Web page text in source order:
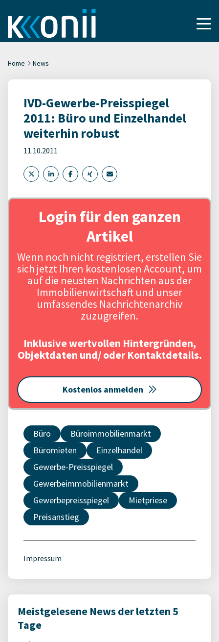
Home News
IVD-Gewerbe-Preisspiegel
2011: Büro und Einzelhandel
weiterhin robust
11.10.2011
Login für den ganzen
Artikel
Wenn noch nicht registriert, erstellen Sie
sich jetzt Ihren kostenlosen Account, um
auf die neusten Nachrichten aus der
Immobilienwirtschaft und unser
umfassendes Nachrichtenarchiv
zuzugreifen.
Inklusive wertvollen Hintergründen,
Objektdaten und/ oder Kontaktdetails.
Kostenlos anmelden
Büro
Büroimmobilienmarkt
Büromieten
Einzelhandel
Gewerbe-Preisspiegel
Gewerbeimmobilienmarkt
Gewerbepreisspiegel
Mietpriese
Preisanstieg
Impressum
Meistgelesene News der letzten 5
Tage